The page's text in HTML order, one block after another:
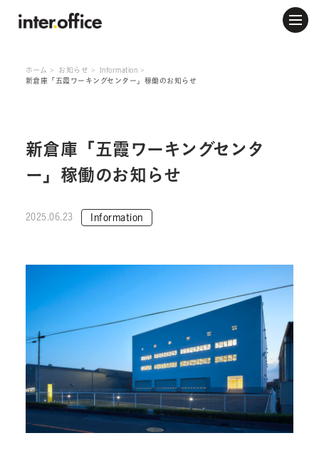
ホーム お知らせ
Information
新倉庫「五霞ワーキングセンター」稼働のお知らせ
新倉庫「五霞ワーキングセンタ
ー」稼働のお知らせ
2025.06.23 Information